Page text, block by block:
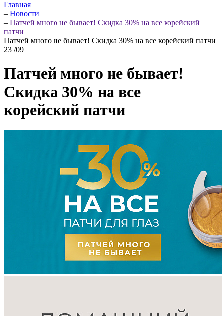
Главная
– Новости
– Патчей много не бывает! Скидка 30% на все корейский
патчи
Патчей много не бывает! Скидка 30% на все корейский патчи
23 /09
Патчей много не бывает!
Скидка 30% на все
корейский патчи